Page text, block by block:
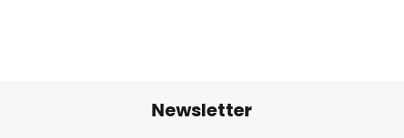
Newsletter